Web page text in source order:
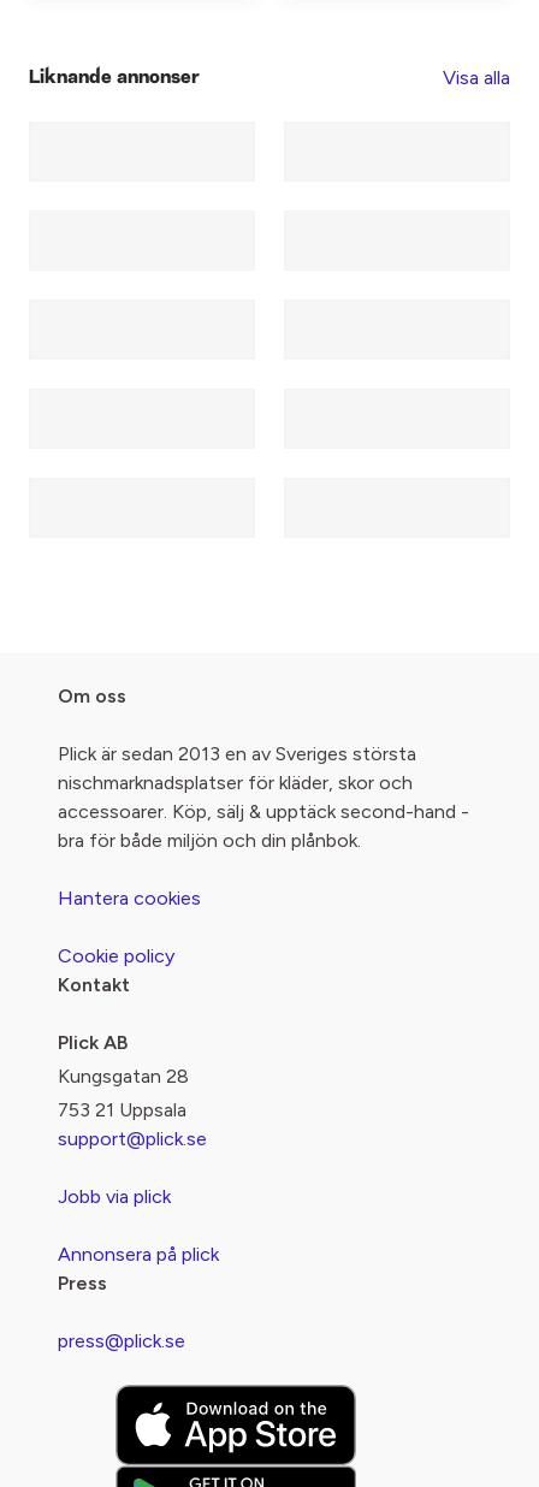
Liknande annonser Visa alla
Om oss
Plick är sedan 2013 en av Sveriges största
nischmarknadsplatser för kläder, skor och
accessoarer. Köp, sälj & upptäck second-hand -
bra för både miljön och din plånbok.
Hantera cookies
Cookie policy
Kontakt
Plick AB
Kungsgatan 28
753 21 Uppsala
support@plick.se
Jobb via plick
Annonsera på plick
Press
press@plick.se